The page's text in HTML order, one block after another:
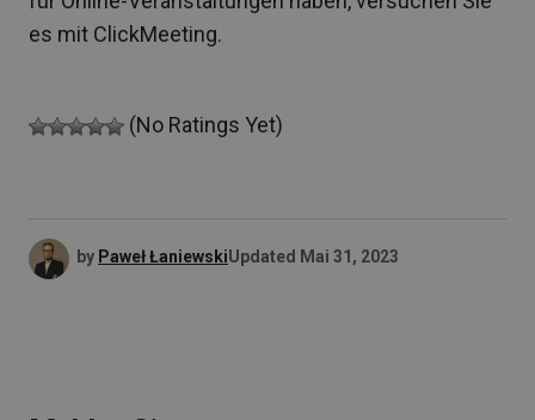
es mit ClickMeeting.
(No Ratings Yet)
by Paweł ŁaniewskiUpdated Mai 31, 2023